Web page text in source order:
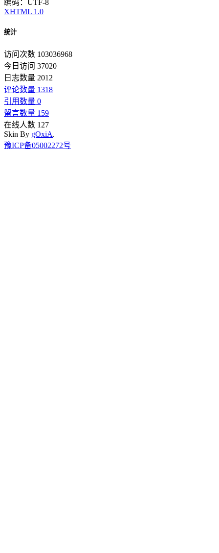
编码：UTF-8
XHTML 1.0
统计
访问次数 103036968
今日访问 37020
日志数量 2012
评论数量 1318
引用数量 0
留言数量 159
在线人数 127
Skin By gOxiA.
豫ICP备05002272号